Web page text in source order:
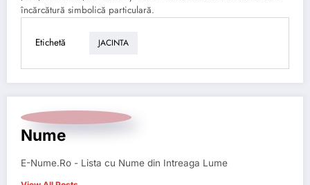
încărcătură simbolică particulară.
Etichetă JACINTA
Nume
E-Nume.Ro - Lista cu Nume din Intreaga Lume